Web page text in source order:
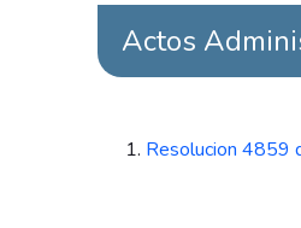
Actos
Resolucion 4859